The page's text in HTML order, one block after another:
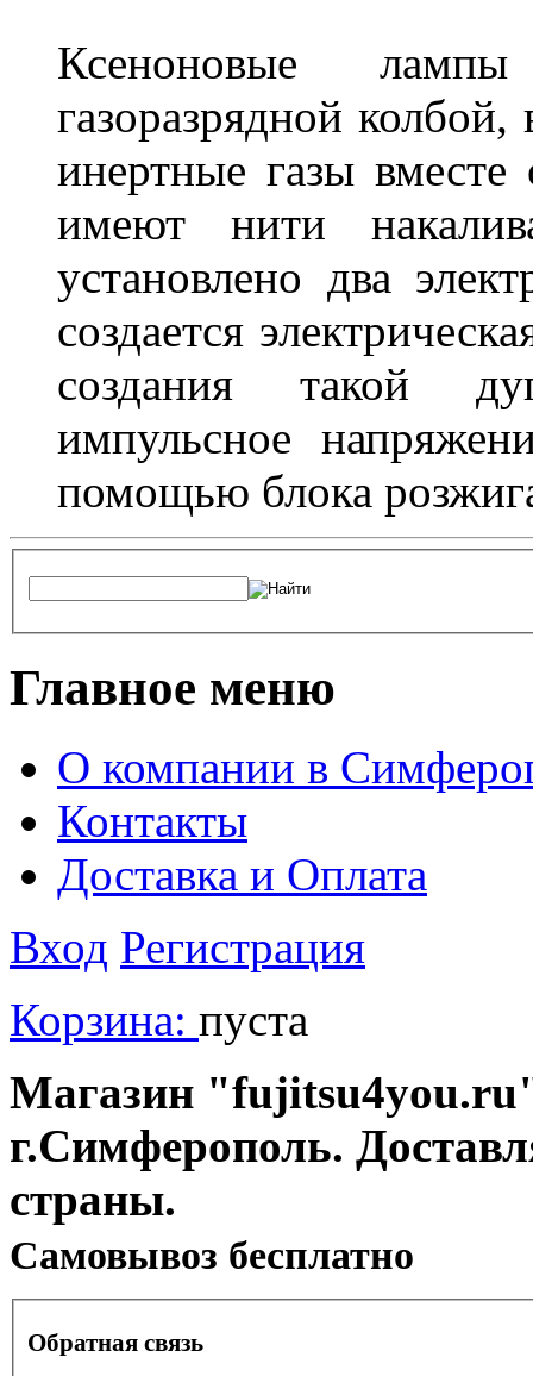
Ксеноновые
газоразрядной
инертные газы
имеют нити
установлено два
создается
создания такой
импульсное
помощью блока
Главное меню
О компании в
Контакты
Доставка и Оплата
Вход Регистрация
Корзина: пуста
Магазин
г.Симферополь.
страны.
Cамовывоз бесплатно
Обратная связь